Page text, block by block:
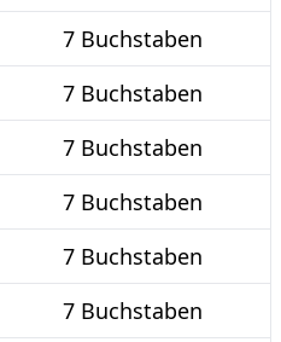
7 Buchstaben
7 Buchstaben
7 Buchstaben
7 Buchstaben
7 Buchstaben
7 Buchstaben